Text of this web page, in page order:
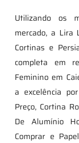
Utilizando os
mercado, a Lira
Cortinas e
completa em
Feminino em
a excelência
Preço, Cortina
De Alumínio
Comprar e